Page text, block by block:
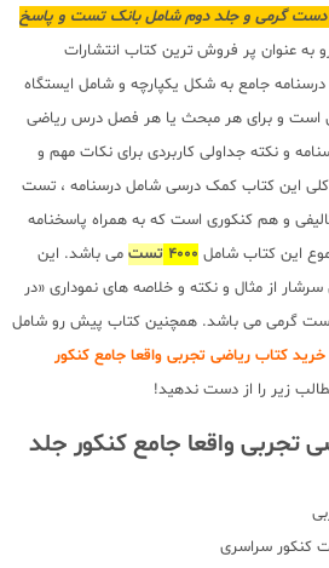
دست گرمی و جلد دوم شامل بانک تست و پاسخ
به عنوان پر فروش ترین کتاب انتشارات
جامع به شکل یکپارچه و شامل ایستگاه
است و برای هر مبحث یا هر فصل درس ریاضی
و نکته جداولی کاربردی برای نکات مهم و
کلی این کتاب کمک درسی شامل درسنامه ، تست
و هم کنکوری است که به همراه پاسخنامه
این کتاب شامل 4000 تست می باشد. این
آموزشی سرشار از مثال و نکته و خلاصه های نموداری «در
همراه 1000 تست دست گرمی می باشد. همچنین کتاب پیش رو شامل
خرید کتاب ریاضی تجربی واقعا جامع کنکور
زیر را از دست ندهید!
تجربی واقعا جامع کنکور جلد